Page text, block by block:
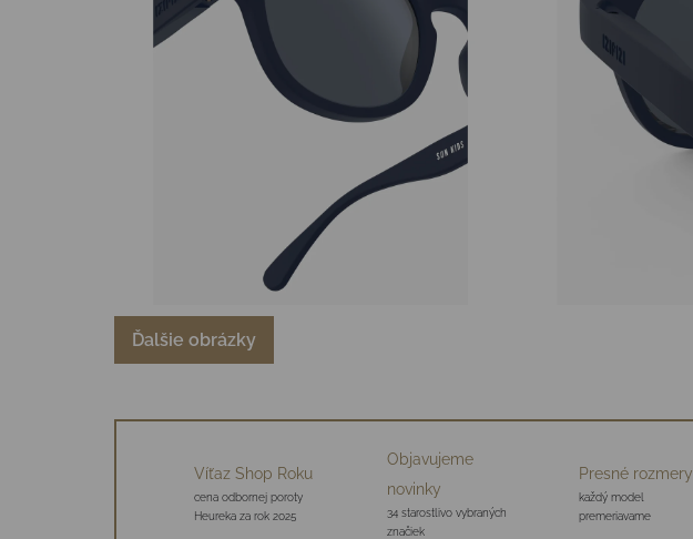
Ďalšie obrázky
Víťaz Shop Roku
cena odbornej poroty
Heureka za rok 2025
Objavujeme
novinky
34 starostlivo vybraných
značiek
Presné rozmery
každý model
premeriavame